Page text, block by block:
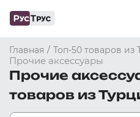
Главная / Топ-50 товаров из
Прочие аксессуары
Прочие
товаров из